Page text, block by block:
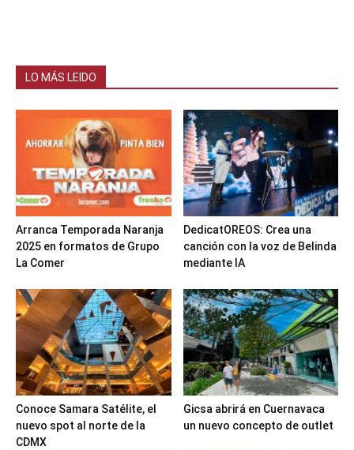
LO MÁS LEIDO
Arranca Temporada Naranja
2025 en formatos de Grupo
La Comer
DedicatOREOS: Crea una
canción con la voz de Belinda
mediante IA
Conoce Samara Satélite, el
nuevo spot al norte de la
CDMX
Gicsa abrirá en Cuernavaca
un nuevo concepto de outlet